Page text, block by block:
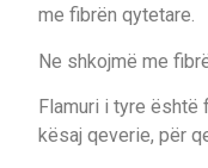
me fibrën qytetare.
Ne shkojmë me
Flamuri i tyre është
kësaj qeverie, për